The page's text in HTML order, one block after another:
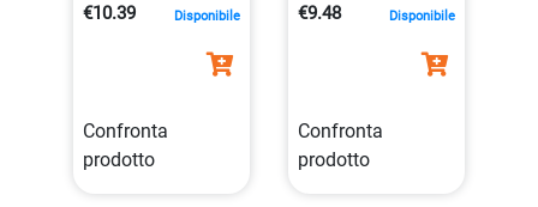
8001182001146
€10.39 Disponibile
Confronta
prodotto
8001182005755
€9.48 Disponibile
Confronta
prodotto